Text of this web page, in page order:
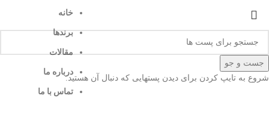
خانه
برندها
مقالات
درباره ما
تماس با ما
جست و جو
شروع به تایپ کردن برای دیدن پستهایی که دنبال آن هستید.